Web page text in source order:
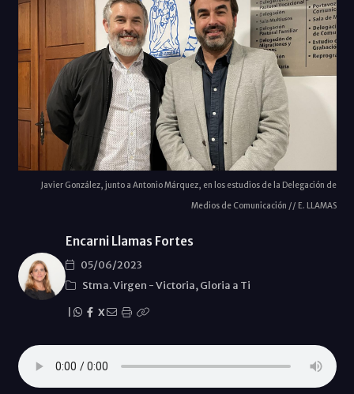
Javier González, junto a Antonio Márquez, en los estudios de la Delegación de
Medios de Comunicación // E. LLAMAS
Encarni Llamas Fortes
05/06/2023
Stma. Virgen -Victoria, Gloria a Ti
X